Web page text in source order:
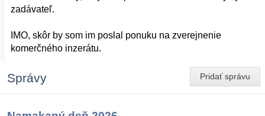
zadávateľ.
IMO, skôr by som im poslal ponuku na zverejnenie
komerčného inzerátu.
Pridať správu
Správy